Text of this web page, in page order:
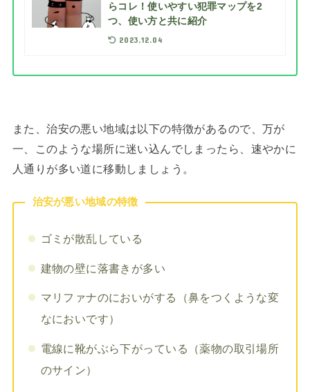
らコレ！使いやすい犯罪マップを2
つ、使い方と共に紹介
2023.12.04
また、治安の悪い地域は以下の特徴があるので、万が
一、このような場所に迷い込んでしまったら、速やかに
人通りが多い道に移動しましょう。
治安が悪い地域の特徴
ゴミが散乱している
建物の壁に落書きが多い
マリファナのにおいがする（鼻をつくような変
なにおいです）
電線に靴がぶら下がっている（薬物の取引場所
のサイン）